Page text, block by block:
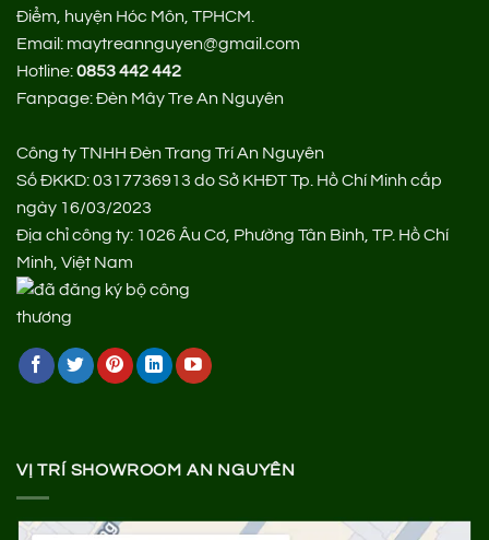
Điểm, huyện Hóc Môn, TPHCM.
Email: maytreannguyen@gmail.com
Hotline:0853 442 442
Fanpage:Đèn Mây Tre An Nguyên
Công ty TNHH Đèn Trang Trí An Nguyên
Số ĐKKD: 0317736913 do Sở KHĐT Tp. Hồ Chí Minh cấp
ngày 16/03/2023
Địa chỉ công ty: 1026 Âu Cơ, Phường Tân Bình, TP. Hồ Chí
Minh, Việt Nam
VỊ TRÍ SHOWROOM AN NGUYÊN